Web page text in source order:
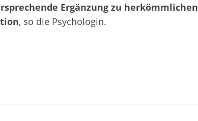
Ergänzung zu herkömmlichen
, so die Psychologin.